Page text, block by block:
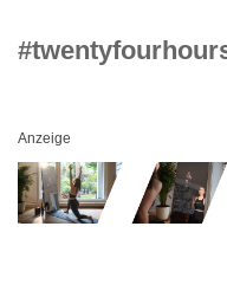
Anzeige